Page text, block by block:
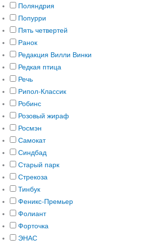
Поляндрия
Попурри
Пять четвертей
Ранок
Редакция Вилли Винки
Редкая птица
Речь
Рипол-Классик
Робинс
Розовый жираф
Росмэн
Самокат
Синдбад
Старый парк
Стрекоза
Тинбук
Феникс-Премьер
Фолиант
Форточка
ЭНАС